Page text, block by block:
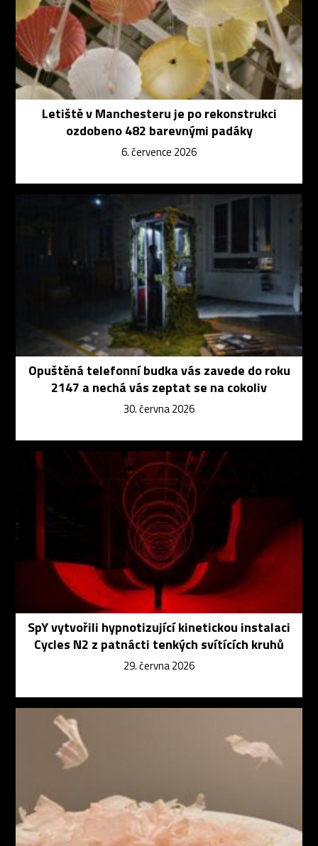
Letiště v Manchesteru je po rekonstrukci
ozdobeno 482 barevnými padáky
6. července 2026
Opuštěná telefonní budka vás zavede do roku
2147 a nechá vás zeptat se na cokoliv
30. června 2026
SpY vytvořili hypnotizující kinetickou instalaci
Cycles N2 z patnácti tenkých svítících kruhů
29. června 2026